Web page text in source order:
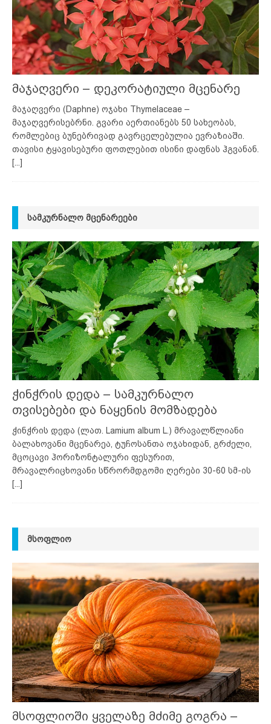
მაჯაღვერი – დეკორატიული მცენარე
მაჯაღვერი (Daphne) ოჯახი Thymelaceae –
მაჯაღვერისებრნი. გვარი აერთიანებს 50 სახეობას,
რომლებიც ბუნებრივად გავრცელებულია ევრაზიაში.
თავისი ტყავისებური ფოთლებით ისინი დაფნას ჰგვანან.
[...]
ᲡᲐᲛᲙᲣᲠᲜᲐᲚᲝ ᲛᲪᲔᲜᲐᲠᲔᲔᲑᲘ
ჭინჭრის დედა – სამკურნალო
თვისებები და ნაყენის მომზადება
ჭინჭრის დედა (ლათ. Lamium album L.) მრავალწლიანი
ბალახოვანი მცენარეა, ტუჩოსანთა ოჯახიდან, გრძელი,
მცოცავი ჰორიზონტალური ფესურით,
მრავალრიცხოვანი სწრორმდგომი ღერები 30-60 სმ-ის
[...]
ᲛᲡᲝᲤᲚᲘᲝ
მსოფლიოში ყველაზე მძიმე გოგრა –